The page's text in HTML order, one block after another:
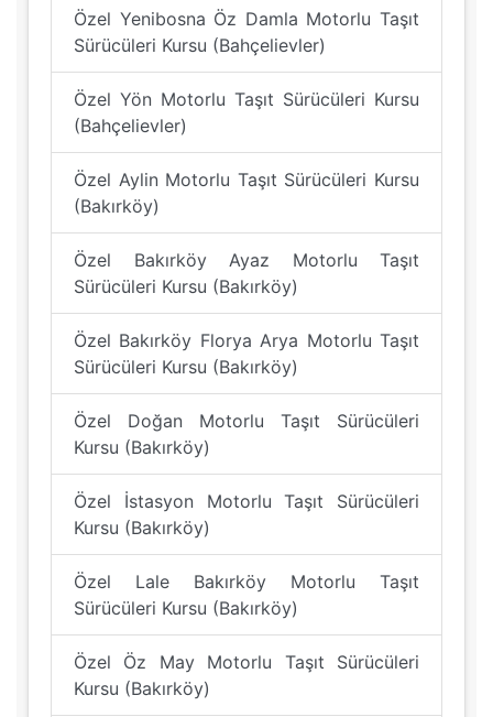
Özel Yenibosna Öz Damla Motorlu Taşıt
Sürücüleri Kursu (Bahçelievler)
Özel Yön Motorlu Taşıt Sürücüleri Kursu
(Bahçelievler)
Özel Aylin Motorlu Taşıt Sürücüleri Kursu
(Bakırköy)
Özel Bakırköy Ayaz Motorlu Taşıt
Sürücüleri Kursu (Bakırköy)
Özel Bakırköy Florya Arya Motorlu Taşıt
Sürücüleri Kursu (Bakırköy)
Özel Doğan Motorlu Taşıt Sürücüleri
Kursu (Bakırköy)
Özel İstasyon Motorlu Taşıt Sürücüleri
Kursu (Bakırköy)
Özel Lale Bakırköy Motorlu Taşıt
Sürücüleri Kursu (Bakırköy)
Özel Öz May Motorlu Taşıt Sürücüleri
Kursu (Bakırköy)